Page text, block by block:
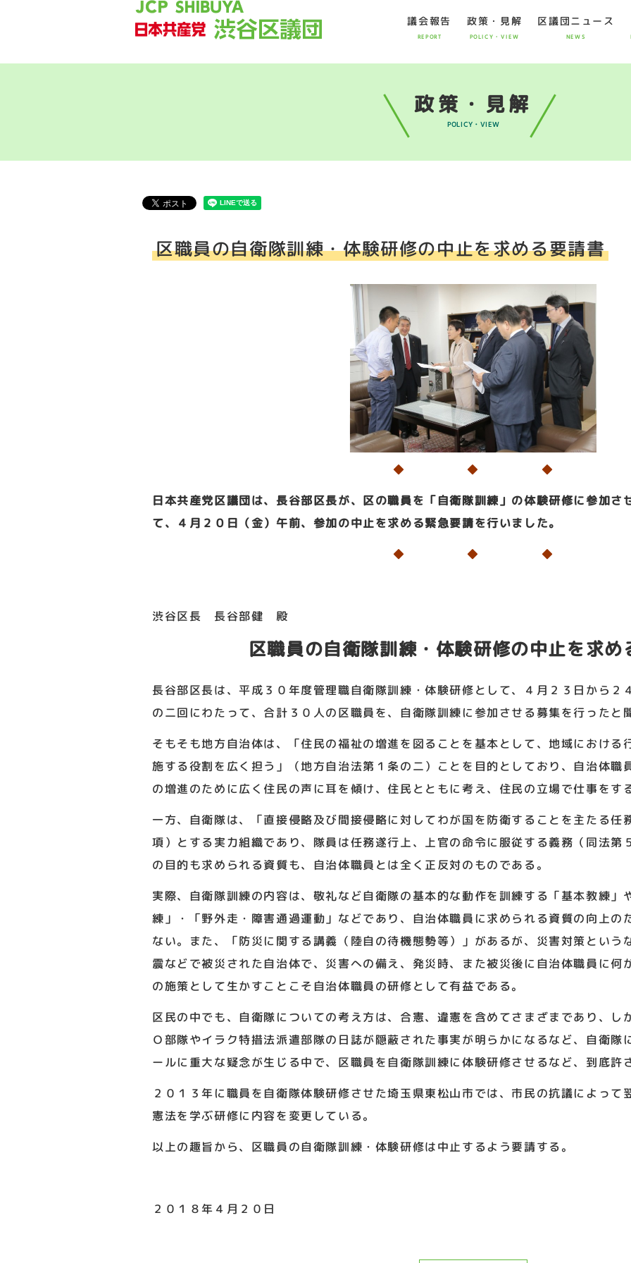
議会報告
REPORT
政策・見解
POLICY・VIEW
区議団ニュース
NEWS
政策・見解
POLICY・VIEW
区職員の自衛隊訓練・体験研修の中止を求める要請書
◆ ◆ ◆
日本共産党区議団は、長谷部区長が、区の職員を「自衛隊訓練」の体験研修に参加さ
て、４月２０日（金）午前、参加の中止を求める緊急要請を行いました。
◆ ◆ ◆
渋谷区長 長谷部健 殿
区職員の自衛隊訓練・体験研修の中止を求め
長谷部区長は、平成３０年度管理職自衛隊訓練・体験研修として、４月２３日から２
の二回にわたって、合計３０人の区職員を、自衛隊訓練に参加させる募集を行ったと
そもそも地方自治体は、「住民の福祉の増進を図ることを基本として、地域における
施する役割を広く担う」（地方自治法第１条の二）ことを目的としており、自治体職
の増進のために広く住民の声に耳を傾け、住民とともに考え、住民の立場で仕事をす
一方、自衛隊は、「直接侵略及び間接侵略に対してわが国を防衛することを主たる任
項）とする実力組織であり、隊員は任務遂行上、上官の命令に服従する義務（同法第
の目的も求められる資質も、自治体職員とは全く正反対のものである。
実際、自衛隊訓練の内容は、敬礼など自衛隊の基本的な動作を訓練する「基本教練」
練」・「野外走・障害通過運動」などであり、自治体職員に求められる資質の向上の
ない。また、「防災に関する講義（陸自の待機態勢等）」があるが、災害対策という
震などで被災された自治体で、災害への備え、発災時、また被災後に自治体職員に何
の施策として生かすことこそ自治体職員の研修として有益である。
区民の中でも、自衛隊についての考え方は、合憲、違憲を含めてさまざまであり、し
Ｏ部隊やイラク特措法派遣部隊の日誌が隠蔽された事実が明らかになるなど、自衛隊
ールに重大な疑念が生じる中で、区職員を自衛隊訓練に体験研修させるなど、到底許
２０１３年に職員を自衛隊体験研修させた埼玉県東松山市では、市民の抗議によって
憲法を学ぶ研修に内容を変更している。
以上の趣旨から、区職員の自衛隊訓練・体験研修は中止するよう要請する。
２０１８年４月２０日